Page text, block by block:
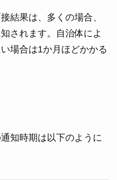
結果は、多くの場合、
されます。自治体によ
場合は1か月ほどかかる
知時期は以下のように